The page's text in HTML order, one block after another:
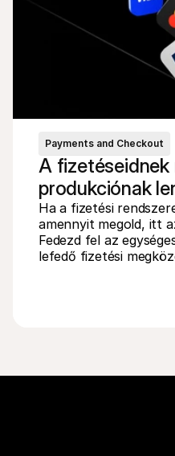
Payments and Checkout
A fizetéseidnek
produkciónak
Ha a fizetési
amennyit megold, itt
Fedezd fel az
lefedő fizetési